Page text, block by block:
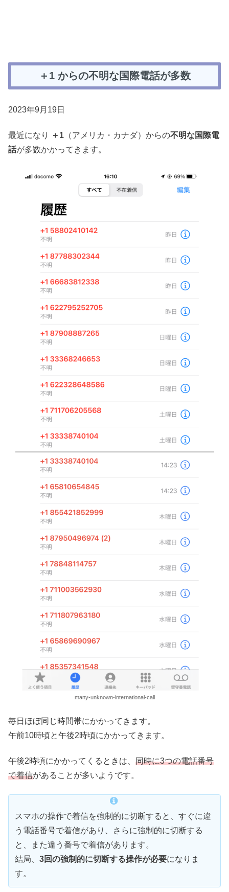
＋1 からの不明な国際電話が多数
2023年9月19日
最近になり ＋1 （アメリカ・カナダ）からの不明な国際電
話が多数かかってきます。
many-unknown-international-call
毎日ほぼ同じ時間帯にかかってきます。
午前10時頃と午後2時頃にかかってきます。
午後2時頃にかかってくるときは、 同時に3つの電話番号
で着信があることが多いようです。
スマホの操作で着信を強制的に切断すると、すぐに違
う電話番号で着信があり、さらに強制的に切断する
と、また違う番号で着信があります。
結局、 3回の強制的に切断する操作が必要になりま
す。